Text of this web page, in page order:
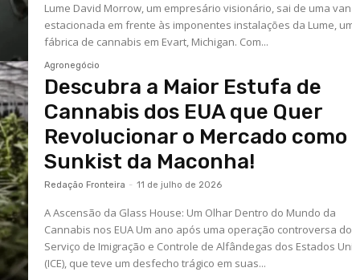
Lume David Morrow, um empresário visionário, sai de uma van
estacionada em frente às imponentes instalações da Lume,
fábrica de cannabis em Evart, Michigan. Com...
Agronegócio
Descubra a Maior Estufa de
Cannabis dos EUA que Quer
Revolucionar o Mercado como
Sunkist da Maconha!
Redação Fronteira - 11 de julho de 2026
A Ascensão da Glass House: Um Olhar Dentro do Mundo da
Cannabis nos EUA Um ano após uma operação controversa do
Serviço de Imigração e Controle de Alfândegas dos Estados
(ICE), que teve um desfecho trágico em suas...